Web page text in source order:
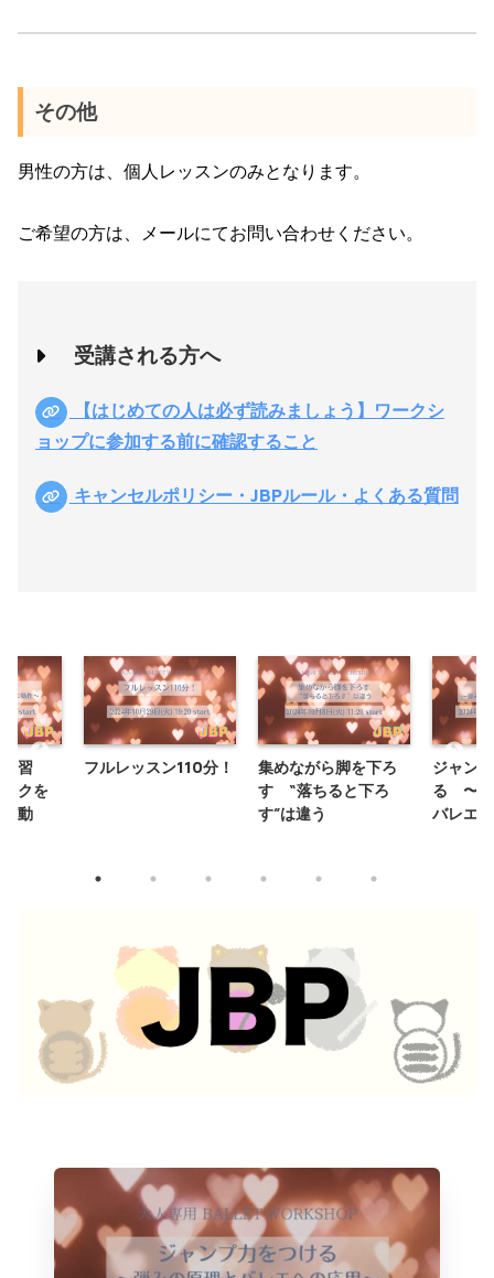
その他
男性の方は、個人レッスンのみとなります。
ご希望の方は、メールにてお問い合わせください。
受講される方へ
【はじめての人は必ず読みましょう】ワークシ
ョップに参加する前に確認すること
キャンセルポリシー・JBPルール・よくある質問
習
クを
動
フルレッスン110分！
集めながら脚を下ろ
す “落ちると下ろ
す”は違う
ジャン
る 〜弾
バレエ